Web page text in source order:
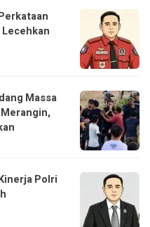
Lecehkan
Massa
Polri